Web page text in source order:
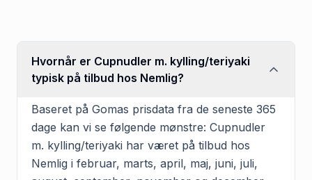
Hvornår er Cupnudler m. kylling/teriyaki
typisk på tilbud hos Nemlig?
Baseret på Gomas prisdata fra de seneste 365
dage kan vi se følgende mønstre: Cupnudler
m. kylling/teriyaki har været på tilbud hos
Nemlig i februar, marts, april, maj, juni, juli,